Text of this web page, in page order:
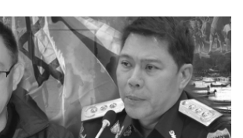
กตั้งวันอาทิตย์ที่ 28 มิ.ย.